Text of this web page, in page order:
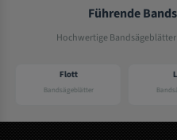
Führende
Hochwertige
Flott
Bandsägeblätter